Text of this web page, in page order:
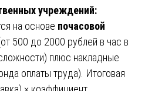
учреждений:
на основе почасовой
500 до 2000 рублей в час в
плюс накладные
оплаты труда). Итоговая